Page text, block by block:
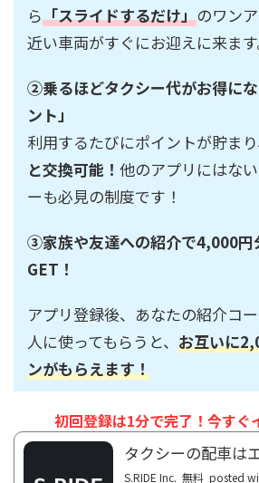
ら「スライドするだけ」のワン
近い車両がすぐにお迎えに来ます
②乗るほどタクシー代がお得に
ント」
利用するたびにポイントが貯まり
と交換可能！ 他のアプリにはな
ーも必見の制度です！
③家族や友達への紹介で4,000円
GET！
アプリ登録後、あなたの紹介コ
人に使ってもらうと、 お互いに
ンがもらえます！
初回登録は1分で完了！今すぐ
タクシーの配車は
S.RIDE Inc. 無料 posted